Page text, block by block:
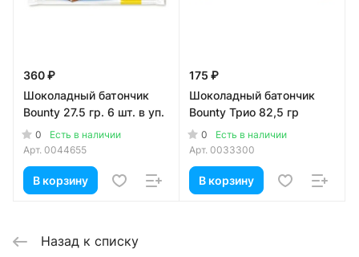
360 ₽
Шоколадный батончик
Bounty 27.5 гр. 6 шт. в уп.
0
Есть в наличии
Арт. 0044655
В корзину
175 ₽
Шоколадный батончик
Bounty Трио 82,5 гр
0
Есть в наличии
Арт. 0033300
В корзину
Назад к списку